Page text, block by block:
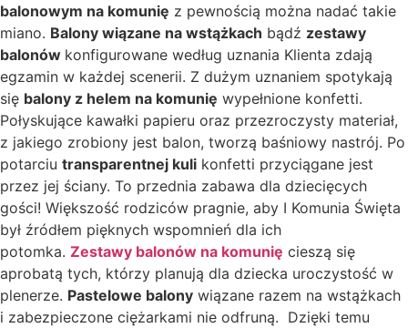
balonowym na komunię z pewnością można nadać takie
miano. Balony wiązane na wstążkach bądź zestawy
balonów konfigurowane według uznania Klienta zdają
egzamin w każdej scenerii. Z dużym uznaniem spotykają
się balony z helem na komunię wypełnione konfetti.
Połyskujące kawałki papieru oraz przezroczysty materiał,
z jakiego zrobiony jest balon, tworzą baśniowy nastrój. Po
potarciu transparentnej kuli konfetti przyciągane jest
przez jej ściany. To przednia zabawa dla dziecięcych
gości! Większość rodziców pragnie, aby I Komunia Święta
był źródłem pięknych wspomnień dla ich
potomka. Zestawy balonów na komunię cieszą się
aprobatą tych, którzy planują dla dziecka uroczystość w
plenerze. Pastelowe balony wiązane razem na wstążkach
i zabezpieczone ciężarkami nie odfruną. Dzięki temu